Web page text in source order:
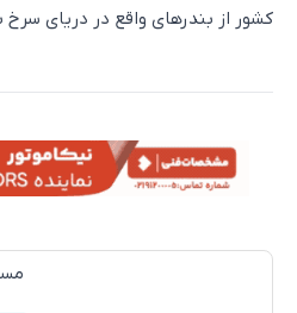
کشور از بندرهای واقع در دریای